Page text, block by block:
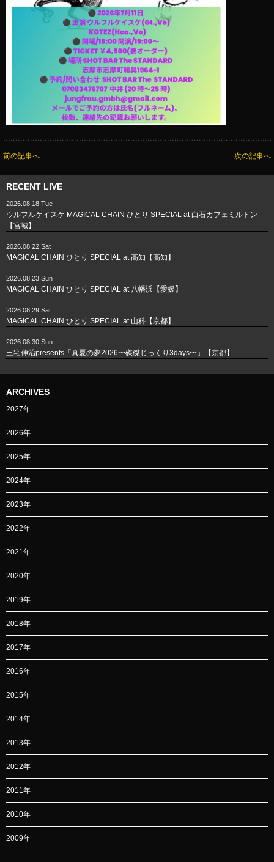
前の記事へ 次の記事へ
RECENT LIVE
2026.08.18.Tue
ウルフルケイスケ MAGICAL CHAIN ひとり SPECIAL at 白石カフェミルトン
【宮城】
2026.08.22.Sat
MAGICAL CHAIN ひとり SPECIAL at 高知【高知】
2026.08.23.Sun
MAGICAL CHAIN ひとり SPECIAL at 八幡浜【愛媛】
2026.08.29.Sat
MAGICAL CHAIN ひとり SPECIAL at 山科【京都】
2026.08.30.Sun
三宅伸治presents「真夏の夢2026〜磔磔じっくり3days〜」【京都】
ARCHIVES
2027年
2026年
2025年
2024年
2023年
2022年
2021年
2020年
2019年
2018年
2017年
2016年
2015年
2014年
2013年
2012年
2011年
2010年
2009年